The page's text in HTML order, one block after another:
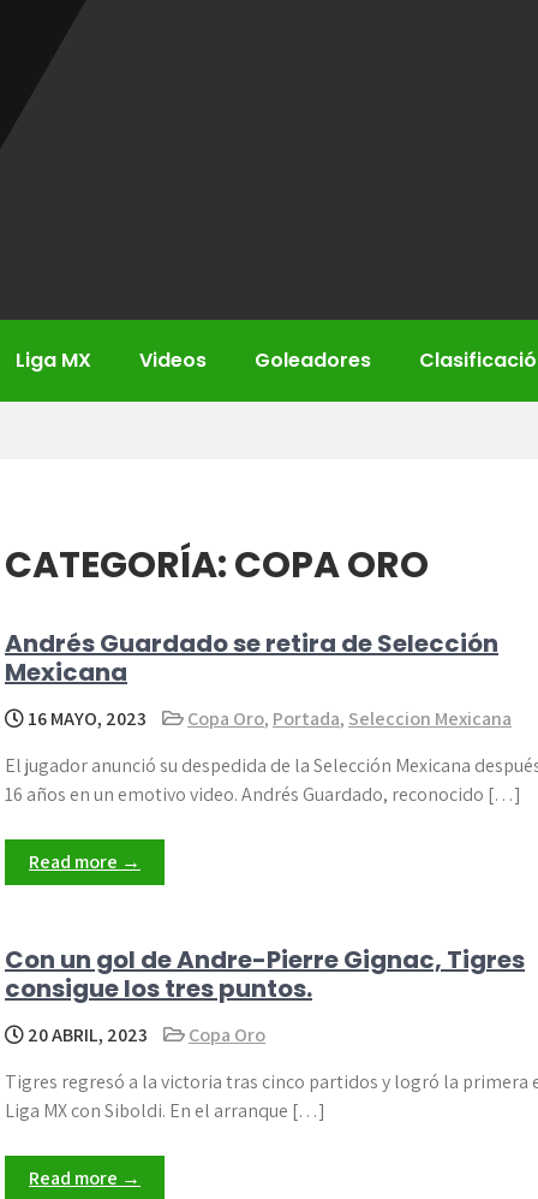
Liga MX Videos Goleadores
CATEGORÍA:COPA ORO
Andrés Guardado se retira de Selección
Mexicana
16 MAYO, 2023 Copa Oro, Portada, Seleccion Mexicana
El jugador anunció su despedida de la Selección Mexicana
16 años en un emotivo video. Andrés Guardado, reconocido […]
Read more →
Con un gol de Andre-Pierre Gignac, Tigres
consigue los tres puntos.
20 ABRIL, 2023
Copa Oro
Tigres regresó a la victoria tras cinco partidos y logró la primera
Liga MX con Siboldi. En el arranque […]
Read more →